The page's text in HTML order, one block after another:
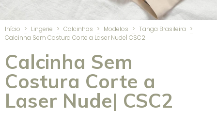
Início > Lingerie > Calcinhas > Modelos > Tanga Brasileira >
Calcinha Sem Costura Corte a Laser Nude| CSC2
Calcinha Sem
Costura Corte a
Laser Nude| CSC2